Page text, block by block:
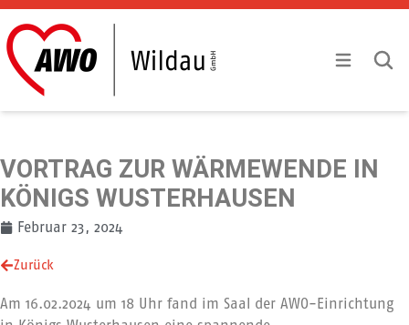
Zum Inhalt springen
Mobile Menu
VORTRAG ZUR WÄRMEWENDE IN
KÖNIGS WUSTERHAUSEN
Februar 23, 2024
Zurück
Am 16.02.2024 um 18 Uhr fand im Saal der AWO-Einrichtung